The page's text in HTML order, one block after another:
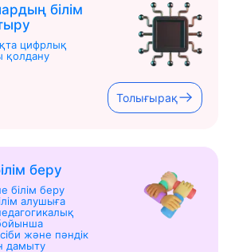
білім
цифрлық
қолдану
Толығырақ
беру
білім беру
алушыға
және пәндік
дамыту